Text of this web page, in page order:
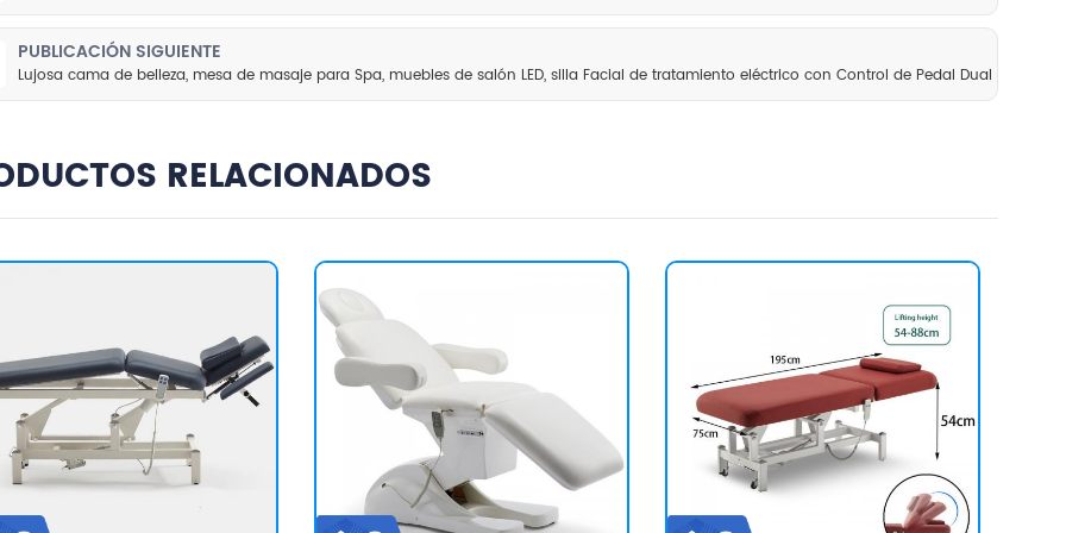
PUBLICACIÓN SIGUIENTE
Lujosa cama de belleza, mesa de masaje para Spa, muebles de salón LED, silla Facial de tratamiento eléctrico con Control de Pedal Dual
RELACIONADOS